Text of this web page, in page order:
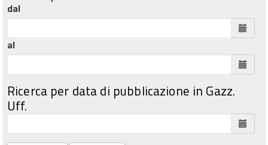
dal
al
Ricerca per data di pubblicazione in Gazz.
Uff.